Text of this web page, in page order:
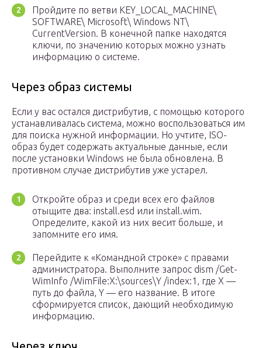
Пройдите по ветви KEY_LOCAL_MACHINE\
SOFTWARE\ Microsoft\ Windows NT\
CurrentVersion. В конечной папке находятся
ключи, по значению которых можно узнать
информацию о системе.
Через образ системы
Если у вас остался дистрибутив, с помощью которого
устанавливалась система, можно воспользоваться им
для поиска нужной информации. Но учтите, ISO-
образ будет содержать актуальные данные, если
после установки Windows не была обновлена. В
противном случае дистрибутив уже устарел.
Откройте образ и среди всех его файлов
отыщите два: install.esd или install.wim.
Определите, какой из них весит больше, и
запомните его имя.
Перейдите к «Командной строке» с правами
администратора. Выполните запрос dism /Get-
WimInfo /WimFile:X:\sources\Y /index:1, где X —
путь до файла, Y — его название. В итоге
сформируется список, дающий необходимую
информацию.